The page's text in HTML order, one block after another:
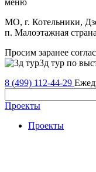
меню
МО, г. Котельники,
п. Малоэтажная
Просим заранее
3д тур по
8 (499) 112-44-29
Проекты
Проекты